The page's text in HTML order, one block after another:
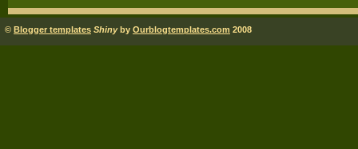
© Blogger templates Shinyby Ourblogtemplates.com 2008